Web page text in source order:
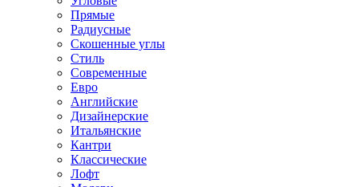
Прямые
Радиусные
Скошенные углы
Стиль
Современные
Евро
Английские
Дизайнерские
Итальянские
Кантри
Классические
Лофт